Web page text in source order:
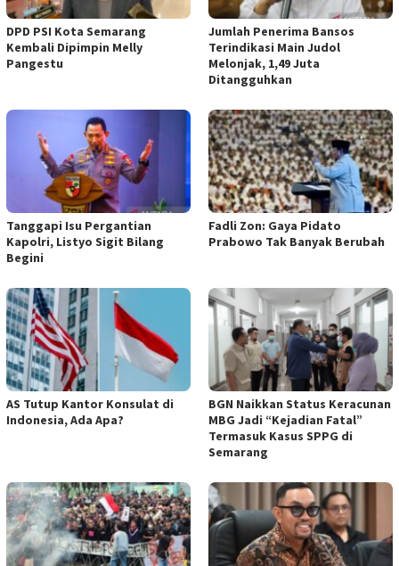
DPD PSI Kota Semarang
Kembali Dipimpin Melly
Pangestu
Jumlah Penerima Bansos
Terindikasi Main Judol
Melonjak, 1,49 Juta
Ditangguhkan
Tanggapi Isu Pergantian
Kapolri, Listyo Sigit Bilang
Begini
Fadli Zon: Gaya Pidato
Prabowo Tak Banyak Berubah
AS Tutup Kantor Konsulat di
Indonesia, Ada Apa?
BGN Naikkan Status Keracunan
MBG Jadi “Kejadian Fatal”
Termasuk Kasus SPPG di
Semarang